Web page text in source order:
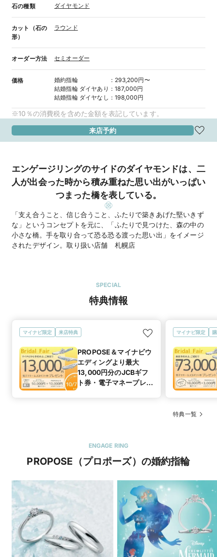
石の種類 ダイヤモンド
カット（石の
形）
ラウンド
オーダー方法 セミオーダー
価格 婚約指輪 ： 293,200円〜
結婚指輪 ダイヤあり ：187,000円
結婚指輪 ダイヤなし ：198,000円
※10％の消費税を含めた金額を表記しています。
来店予約
エンゲージリングのサイドのダイヤモンドは、二
人が出会った時から積み重ねた思い出がいっぱい
つまった橋を表している。
「支え合うこと、信じ合うこと、ふたりで築きあげた堅いきず
な」というコンセプトを元に、「ふたりで見つけた、森の中の
小さな橋。手を取り合って恐る恐る渡った思い出」をイメージ
されたデザイン。取り扱い店舗 札幌店
SPECIAL
特典情報
マイナビ限定 来店特典
PROPOSE＆マイナビウ
エディングより最大
13,000円分のJCBギフ
ト券・電子マネープレゼ
マイナビ限定
特典一覧
ENGAGE RING
PROPOSE（プロポーズ）の婚約指輪